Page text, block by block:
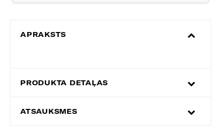
APRAKSTS
PRODUKTA DETAĻAS
ATSAUKSMES